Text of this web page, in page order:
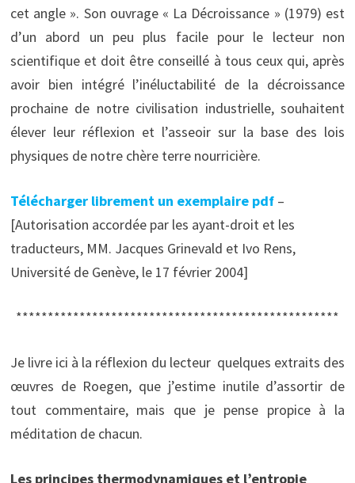
cet angle ». Son ouvrage « La Décroissance » (1979) est
d’un abord un peu plus facile pour le lecteur non
scientifique et doit être conseillé à tous ceux qui, après
avoir bien intégré l’inéluctabilité de la décroissance
prochaine de notre civilisation industrielle, souhaitent
élever leur réflexion et l’asseoir sur la base des lois
physiques de notre chère terre nourricière.
Télécharger librement un exemplaire pdf–
[Autorisation accordée par les ayant-droit et les
traducteurs, MM. Jacques Grinevald et Ivo Rens,
Université de Genève, le 17 février 2004]
***************************************************
Je livre ici à la réflexion du lecteur quelques extraits des
œuvres de Roegen, que j’estime inutile d’assortir de
tout commentaire, mais que je pense propice à la
méditation de chacun.
Les principes thermodynamiques et l’entropie